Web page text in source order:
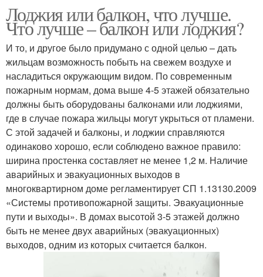
Лоджия или балкон, что лучше.
Что лучше – балкон или лоджия?
И то, и другое было придумано с одной целью – дать
жильцам возможность побыть на свежем воздухе и
насладиться окружающим видом. По современным
пожарным нормам, дома выше 4-5 этажей обязательно
должны быть оборудованы балконами или лоджиями,
где в случае пожара жильцы могут укрыться от пламени.
С этой задачей и балконы, и лоджии справляются
одинаково хорошо, если соблюдено важное правило:
ширина простенка составляет не менее 1,2 м. Наличие
аварийных и эвакуационных выходов в
многоквартирном доме регламентирует СП 1.13130.2009
«Системы противопожарной защиты. Эвакуационные
пути и выходы». В домах высотой 3-5 этажей должно
быть не менее двух аварийных (эвакуационных)
выходов, одним из которых считается балкон.